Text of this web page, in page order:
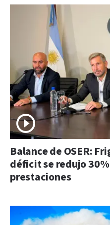
Balance de OSER:
déficit se redujo
prestaciones